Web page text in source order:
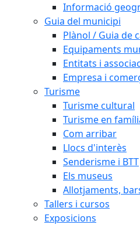
Informació
Guia del municipi
Plànol / Guia de
Equipaments
Entitats i
Empresa i
Turisme
Turisme cultural
Turisme en
Com arribar
Llocs d'interès
Senderisme i BTT
Els museus
Allotjaments,
Tallers i cursos
Exposicions